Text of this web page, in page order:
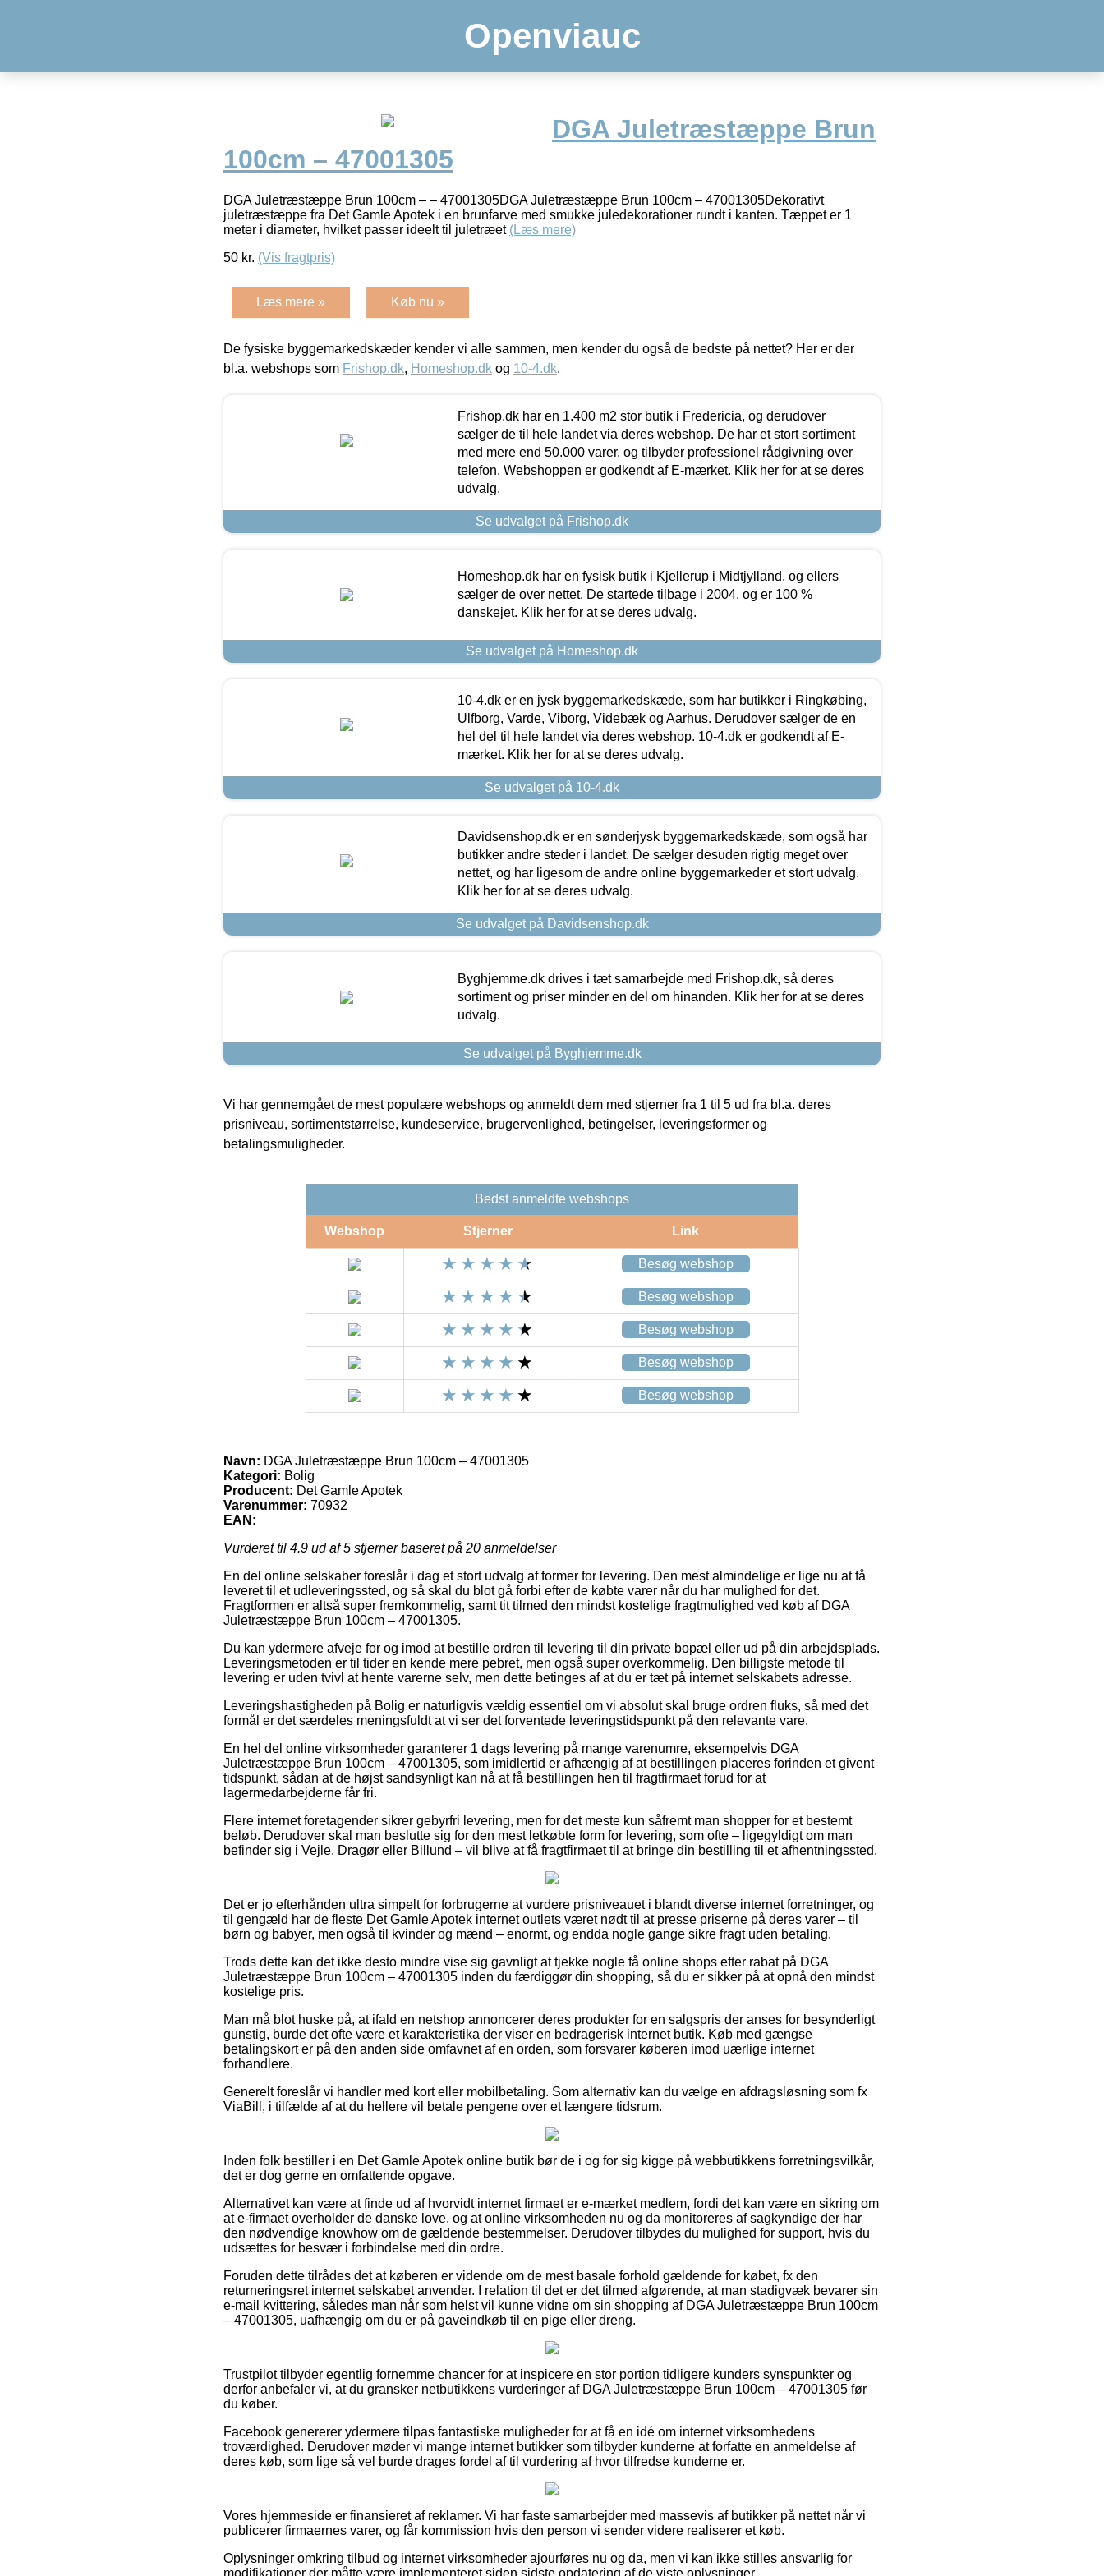
Openviauc
DGA Juletræstæppe Brun
100cm – 47001305
DGA Juletræstæppe Brun 100cm – – 47001305DGA Juletræstæppe Brun 100cm – 47001305Dekorativt
juletræstæppe fra Det Gamle Apotek i en brunfarve med smukke juledekorationer rundt i kanten. Tæppet er 1
meter i diameter, hvilket passer ideelt til juletræet (Læs mere)
50 kr. (Vis fragtpris)
Læs mere » Køb nu »
De fysiske byggemarkedskæder kender vi alle sammen, men kender du også de bedste på nettet? Her er der
bl.a. webshops som Frishop.dk, Homeshop.dk og 10-4.dk.
Frishop.dk har en 1.400 m2 stor butik i Fredericia, og derudover
sælger de til hele landet via deres webshop. De har et stort sortiment
med mere end 50.000 varer, og tilbyder professionel rådgivning over
telefon. Webshoppen er godkendt af E-mærket. Klik her for at se deres
udvalg.
Se udvalget på Frishop.dk
Homeshop.dk har en fysisk butik i Kjellerup i Midtjylland, og ellers
sælger de over nettet. De startede tilbage i 2004, og er 100 %
danskejet. Klik her for at se deres udvalg.
Se udvalget på Homeshop.dk
10-4.dk er en jysk byggemarkedskæde, som har butikker i Ringkøbing,
Ulfborg, Varde, Viborg, Videbæk og Aarhus. Derudover sælger de en
hel del til hele landet via deres webshop. 10-4.dk er godkendt af E-
mærket. Klik her for at se deres udvalg.
Se udvalget på 10-4.dk
Davidsenshop.dk er en sønderjysk byggemarkedskæde, som også har
butikker andre steder i landet. De sælger desuden rigtig meget over
nettet, og har ligesom de andre online byggemarkeder et stort udvalg.
Klik her for at se deres udvalg.
Se udvalget på Davidsenshop.dk
Byghjemme.dk drives i tæt samarbejde med Frishop.dk, så deres
sortiment og priser minder en del om hinanden. Klik her for at se deres
udvalg.
Se udvalget på Byghjemme.dk
Vi har gennemgået de mest populære webshops og anmeldt dem med stjerner fra 1 til 5 ud fra bl.a. deres
prisniveau, sortimentstørrelse, kundeservice, brugervenlighed, betingelser, leveringsformer og
betalingsmuligheder.
Bedst anmeldte webshops
Webshop Stjerner Link
Besøg webshop
Besøg webshop
Besøg webshop
Besøg webshop
Besøg webshop
Navn: DGA Juletræstæppe Brun 100cm – 47001305
Kategori: Bolig
Producent: Det Gamle Apotek
Varenummer: 70932
EAN:
Vurderet til 4.9 ud af 5 stjerner baseret på 20 anmeldelser
En del online selskaber foreslår i dag et stort udvalg af former for levering. Den mest almindelige er lige nu at få
leveret til et udleveringssted, og så skal du blot gå forbi efter de købte varer når du har mulighed for det.
Fragtformen er altså super fremkommelig, samt tit tilmed den mindst kostelige fragtmulighed ved køb af DGA
Juletræstæppe Brun 100cm – 47001305.
Du kan ydermere afveje for og imod at bestille ordren til levering til din private bopæl eller ud på din arbejdsplads.
Leveringsmetoden er til tider en kende mere pebret, men også super overkommelig. Den billigste metode til
levering er uden tvivl at hente varerne selv, men dette betinges af at du er tæt på internet selskabets adresse.
Leveringshastigheden på Bolig er naturligvis vældig essentiel om vi absolut skal bruge ordren fluks, så med det
formål er det særdeles meningsfuldt at vi ser det forventede leveringstidspunkt på den relevante vare.
En hel del online virksomheder garanterer 1 dags levering på mange varenumre, eksempelvis DGA
Juletræstæppe Brun 100cm – 47001305, som imidlertid er afhængig af at bestillingen placeres forinden et givent
tidspunkt, sådan at de højst sandsynligt kan nå at få bestillingen hen til fragtfirmaet forud for at
lagermedarbejderne får fri.
Flere internet foretagender sikrer gebyrfri levering, men for det meste kun såfremt man shopper for et bestemt
beløb. Derudover skal man beslutte sig for den mest letkøbte form for levering, som ofte – ligegyldigt om man
befinder sig i Vejle, Dragør eller Billund – vil blive at få fragtfirmaet til at bringe din bestilling til et afhentningssted.
Det er jo efterhånden ultra simpelt for forbrugerne at vurdere prisniveauet i blandt diverse internet forretninger, og
til gengæld har de fleste Det Gamle Apotek internet outlets været nødt til at presse priserne på deres varer – til
børn og babyer, men også til kvinder og mænd – enormt, og endda nogle gange sikre fragt uden betaling.
Trods dette kan det ikke desto mindre vise sig gavnligt at tjekke nogle få online shops efter rabat på DGA
Juletræstæppe Brun 100cm – 47001305 inden du færdiggør din shopping, så du er sikker på at opnå den mindst
kostelige pris.
Man må blot huske på, at ifald en netshop annoncerer deres produkter for en salgspris der anses for besynderligt
gunstig, burde det ofte være et karakteristika der viser en bedragerisk internet butik. Køb med gængse
betalingskort er på den anden side omfavnet af en orden, som forsvarer køberen imod uærlige internet
forhandlere.
Generelt foreslår vi handler med kort eller mobilbetaling. Som alternativ kan du vælge en afdragsløsning som fx
ViaBill, i tilfælde af at du hellere vil betale pengene over et længere tidsrum.
Inden folk bestiller i en Det Gamle Apotek online butik bør de i og for sig kigge på webbutikkens forretningsvilkår,
det er dog gerne en omfattende opgave.
Alternativet kan være at finde ud af hvorvidt internet firmaet er e-mærket medlem, fordi det kan være en sikring om
at e-firmaet overholder de danske love, og at online virksomheden nu og da monitoreres af sagkyndige der har
den nødvendige knowhow om de gældende bestemmelser. Derudover tilbydes du mulighed for support, hvis du
udsættes for besvær i forbindelse med din ordre.
Foruden dette tilrådes det at køberen er vidende om de mest basale forhold gældende for købet, fx den
returneringsret internet selskabet anvender. I relation til det er det tilmed afgørende, at man stadigvæk bevarer sin
e-mail kvittering, således man når som helst vil kunne vidne om sin shopping af DGA Juletræstæppe Brun 100cm
– 47001305, uafhængig om du er på gaveindkøb til en pige eller dreng.
Trustpilot tilbyder egentlig fornemme chancer for at inspicere en stor portion tidligere kunders synspunkter og
derfor anbefaler vi, at du gransker netbutikkens vurderinger af DGA Juletræstæppe Brun 100cm – 47001305 før
du køber.
Facebook genererer ydermere tilpas fantastiske muligheder for at få en idé om internet virksomhedens
troværdighed. Derudover møder vi mange internet butikker som tilbyder kunderne at forfatte en anmeldelse af
deres køb, som lige så vel burde drages fordel af til vurdering af hvor tilfredse kunderne er.
Vores hjemmeside er finansieret af reklamer. Vi har faste samarbejder med massevis af butikker på nettet når vi
publicerer firmaernes varer, og får kommission hvis den person vi sender videre realiserer et køb.
Oplysninger omkring tilbud og internet virksomheder ajourføres nu og da, men vi kan ikke stilles ansvarlig for
modifikationer der måtte være implementeret siden sidste opdatering af de viste oplysninger.